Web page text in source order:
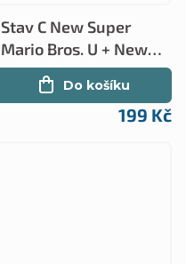
Stav C New Super
Mario Bros. U + New
Super Luigi U
Nintendo Selects (Wii
199 Kč
Do košíku